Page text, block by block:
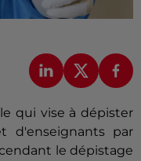
qui vise à dépister
d'enseignants par
le dépistage